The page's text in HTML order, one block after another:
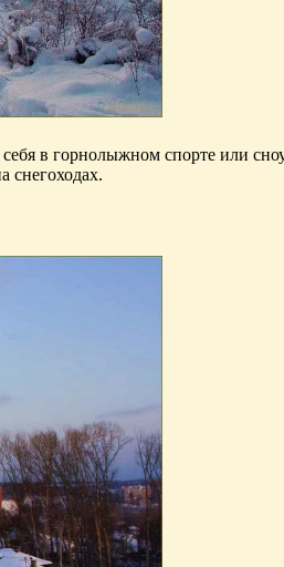
в горнолыжном спорте или
снегоходах.